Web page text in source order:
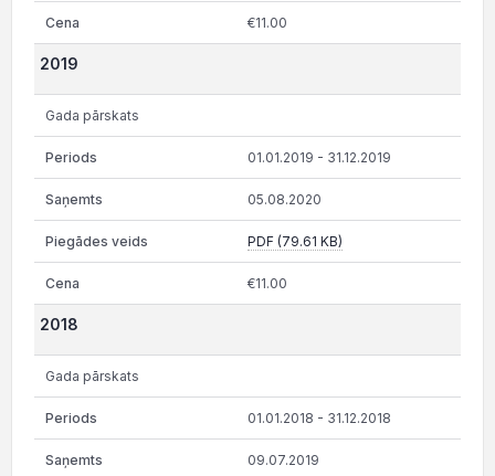
€11.00
2019
Gada pārskats
01.01.2019 - 31.12.2019
05.08.2020
PDF (79.61 KB)
€11.00
2018
Gada pārskats
01.01.2018 - 31.12.2018
09.07.2019